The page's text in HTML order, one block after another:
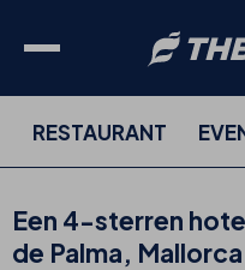
RESTAURANT
Een 4-sterren
de Palma, Mallorca